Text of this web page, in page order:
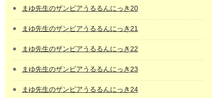
まゆ先生のザンビアうるるんにっき20
まゆ先生のザンビアうるるんにっき21
まゆ先生のザンビアうるるんにっき22
まゆ先生のザンビアうるるんにっき23
まゆ先生のザンビアうるるんにっき24